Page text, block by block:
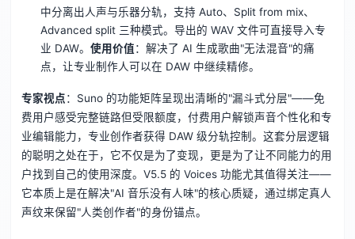
中分离出人声与乐器分轨，支持 Auto、Split from mix、
Advanced split 三种模式。导出的 WAV 文件可直接导入专
业 DAW。 使用价值：解决了 AI 生成歌曲"无法混音"的痛
点，让专业制作人可以在 DAW 中继续精修。
专家视点：Suno 的功能矩阵呈现出清晰的"漏斗式分层"——免
费用户感受完整链路但受限额度，付费用户解锁声音个性化和专
业编辑能力，专业创作者获得 DAW 级分轨控制。这套分层逻辑
的聪明之处在于，它不仅是为了变现，更是为了让不同能力的用
户找到自己的使用深度。V5.5 的 Voices 功能尤其值得关注——
它本质上是在解决"AI 音乐没有人味"的核心质疑，通过绑定真人
声纹来保留"人类创作者"的身份锚点。